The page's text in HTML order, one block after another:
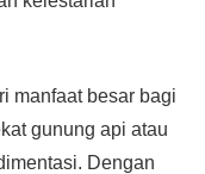
manfaat besar bagi
gunung api atau
Dengan